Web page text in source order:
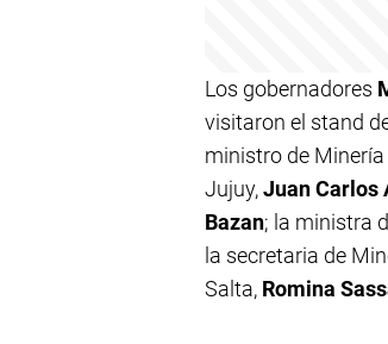
Los gobernadores
visitaron el stand
ministro de
Jujuy,Juan Carlos
Bazan; la ministra
la secretaria de
Salta, Romina